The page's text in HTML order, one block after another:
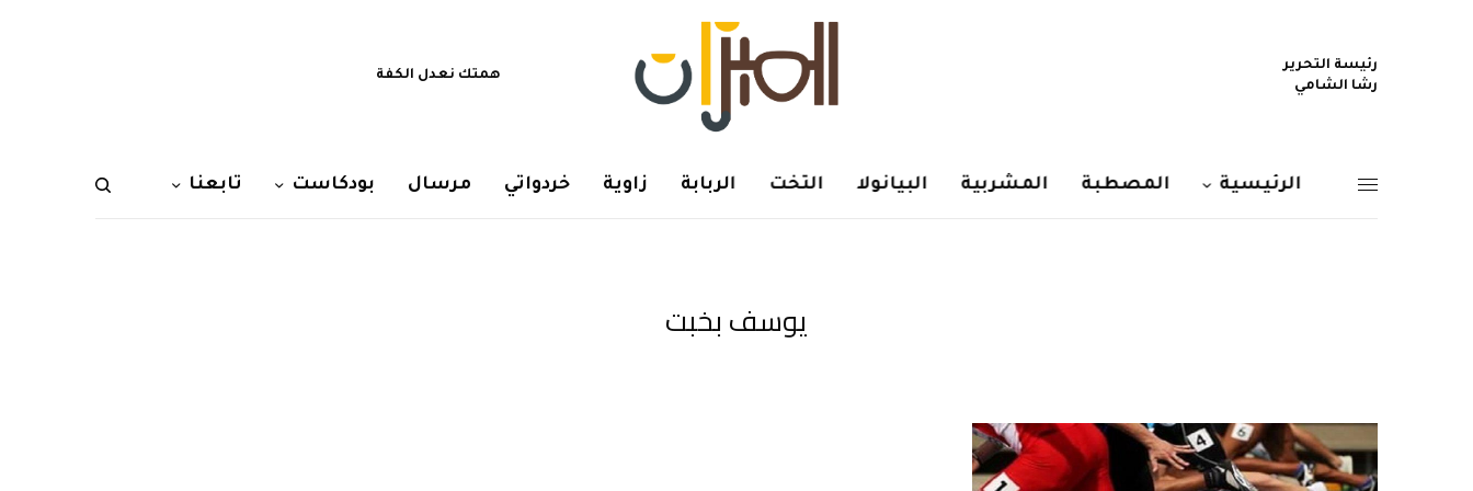
رئيسة التحرير
رشا الشامي
همتك نعدل الكفة
الرئيسية المصطبة المشربية البيانولا التخت الربابة زاوية خردواتي مرسال بودكاست تابعنا
يوسف بخبت